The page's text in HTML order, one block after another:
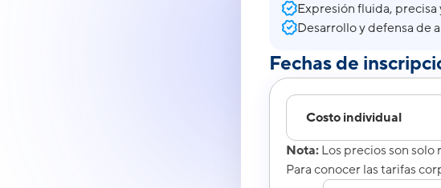
Expresión fluida,
Desarrollo y defensa de
Fechas de
Costo individual
Nota: Los precios son
Para conocer las tarifas